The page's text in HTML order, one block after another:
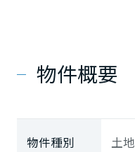
物件概要
物件種別 土地